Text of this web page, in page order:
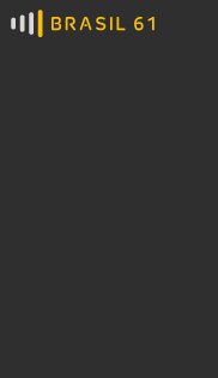
Ver todas as notícias